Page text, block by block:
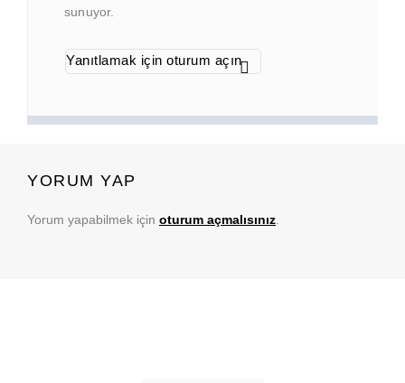
sunuyor.
Yanıtlamak için oturum açın
YORUM YAP
Yorum yapabilmek için oturum açmalısınız.